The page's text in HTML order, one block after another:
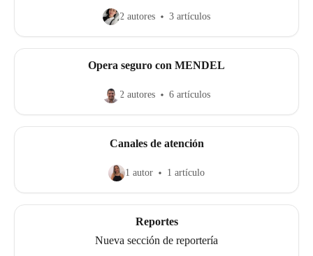
2 autores 3 artículos
Opera seguro con MENDEL
2 autores 6 artículos
Canales de atención
1 autor 1 artículo
Reportes
Nueva sección de reportería